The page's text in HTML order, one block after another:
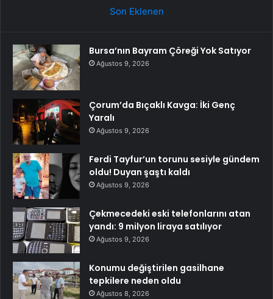
Son Eklenen
Bursa’nın Bayram Çöreği Yok Satıyor
Ağustos 9, 2026
Çorum’da Bıçaklı Kavga: İki Genç
Yaralı
Ağustos 9, 2026
Ferdi Tayfur’un torunu sesiyle gündem
oldu! Duyan şaştı kaldı
Ağustos 9, 2026
Çekmecedeki eski telefonlarını atan
yandı: 9 milyon liraya satılıyor
Ağustos 9, 2026
Konumu değiştirilen gasilhane
tepkilere neden oldu
Ağustos 8, 2026